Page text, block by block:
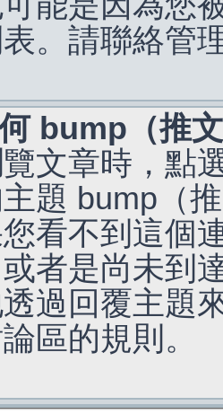
。請聯絡管
bump（推
文章時，點
題 bump（
看不到這個
者是尚未到
過回覆主題
區的規則。